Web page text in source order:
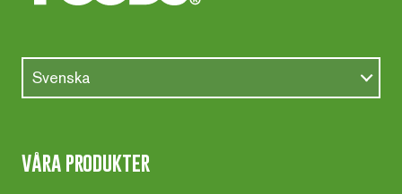
Svenska
våra produkter